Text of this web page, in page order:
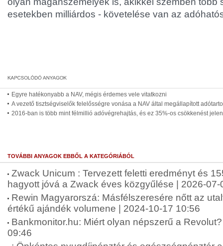
esetekben milliárdos - követelése van az
Egyre hatékonyabb a NAV, mégis érdemes vele vitatkozni
A vezető tisztségviselők felelősségre vonása a NAV által megállapított
2016-ban is több mint félmillió adóvégrehajtás, és ez 35%-os csökkenést
TOVÁBBI ANYAGOK EBBŐL A KATEGÓRIÁBÓL
Zwack Unicum : Tervezett feletti eredményt és
hagyott jóvá a Zwack éves közgyűlése | 2026-07-
Rewin Magyarorszá: Másfélszeresére nőtt az
értékű ajándék volumene | 2024-10-17 10:56
Bankmonitor.hu: Miért olyan népszerű a
09:46